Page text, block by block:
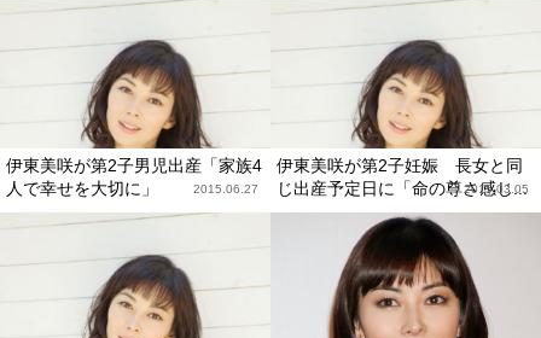
伊東美咲が第2子男児出産「家族4
人で幸せを大切に」
2015.06.27
伊東美咲が第2子妊娠 長女と同
じ出産予定日に「命の尊さ感じ...
2015.03.05